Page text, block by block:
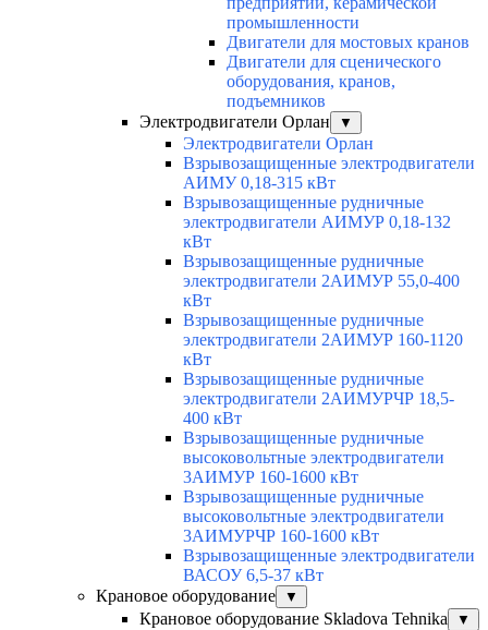
промышленности
Двигатели для мостовых кранов
Двигатели для сценического
оборудования, кранов,
подъемников
Электродвигатели Орлан
▼
Электродвигатели Орлан
Взрывозащищенные электродвигатели
АИМУ 0,18-315 кВт
Взрывозащищенные рудничные
электродвигатели АИМУР 0,18-132
кВт
Взрывозащищенные рудничные
электродвигатели 2АИМУР 55,0-400
кВт
Взрывозащищенные рудничные
электродвигатели 2АИМУР 160-1120
кВт
Взрывозащищенные рудничные
электродвигатели 2АИМУРЧР 18,5-
400 кВт
Взрывозащищенные рудничные
высоковольтные электродвигатели
3АИМУР 160-1600 кВт
Взрывозащищенные рудничные
высоковольтные электродвигатели
3АИМУРЧР 160-1600 кВт
Взрывозащищенные электродвигатели
ВАСОУ 6,5-37 кВт
Крановое оборудование
▼
Крановое оборудование Skladova Tehnika ▼